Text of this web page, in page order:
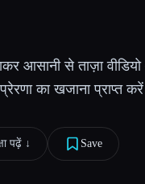
आसानी से ताज़ा
का खजाना प्राप्त
पढ़ें ↓︎ Save